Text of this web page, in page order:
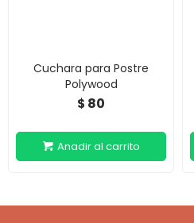
Cuchara para Postre
Polywood
$ 80